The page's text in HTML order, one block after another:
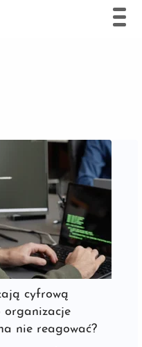
cyfrową
organizacje
nie reagować?